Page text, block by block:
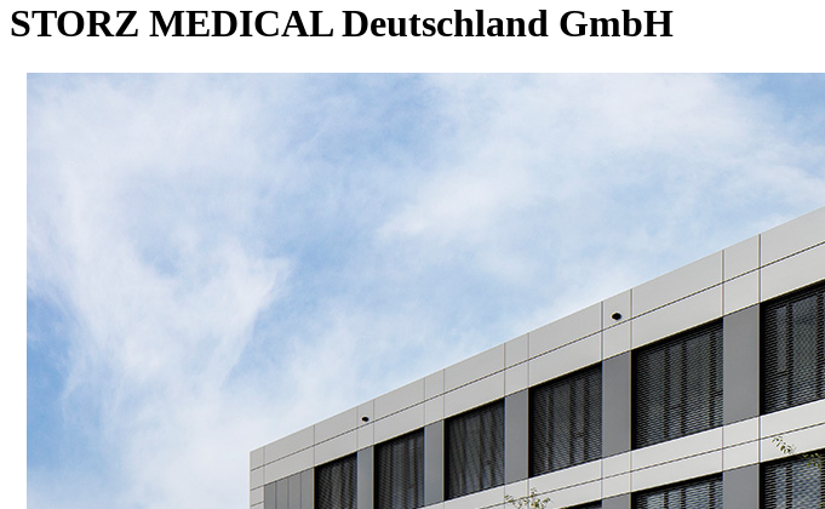
STORZ MEDICAL Deutschland GmbH